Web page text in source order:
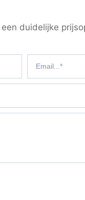
duidelijke